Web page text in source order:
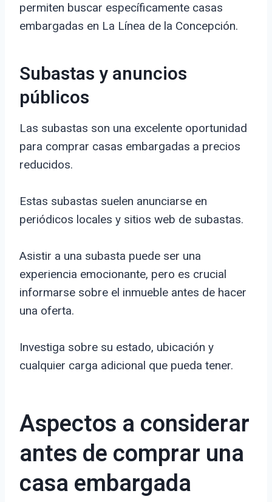
permiten buscar específicamente casas
embargadas en La Línea de la Concepción.
Subastas y anuncios
públicos
Las subastas son una excelente oportunidad
para comprar casas embargadas a precios
reducidos.
Estas subastas suelen anunciarse en
periódicos locales y sitios web de subastas.
Asistir a una subasta puede ser una
experiencia emocionante, pero es crucial
informarse sobre el inmueble antes de hacer
una oferta.
Investiga sobre su estado, ubicación y
cualquier carga adicional que pueda tener.
Aspectos a considerar
antes de comprar una
casa embargada